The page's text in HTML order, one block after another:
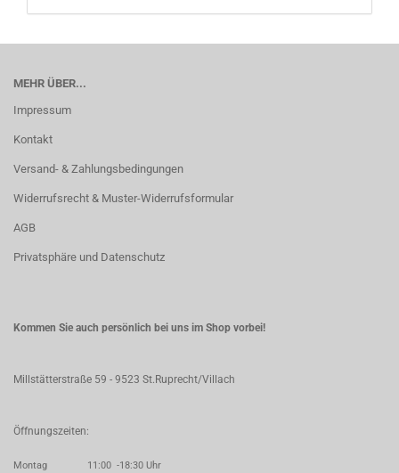
MEHR ÜBER...
Impressum
Kontakt
Versand- & Zahlungsbedingungen
Widerrufsrecht & Muster-Widerrufsformular
AGB
Privatsphäre und Datenschutz
Kommen Sie auch persönlich bei uns im Shop vorbei!
Millstätterstraße 59 - 9523 St.Ruprecht/Villach
Öffnungszeiten:
Montag 11:00 -18:30 Uhr